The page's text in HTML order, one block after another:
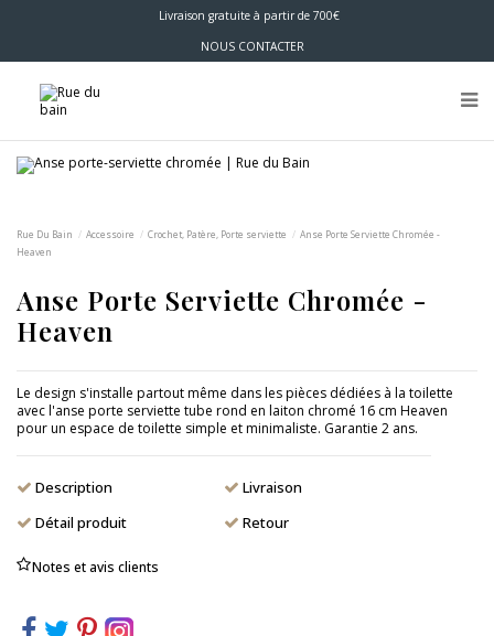
Livraison gratuite à partir de 700€
NOUS CONTACTER
Rue Du Bain Accessoire Crochet, Patère, Porte serviette
Anse Porte Serviette Chromée -
Heaven
Anse Porte Serviette Chromée -
Heaven
Le design s'installe partout même dans les pièces dédiées à la toilette
avec l'anse porte serviette tube rond en laiton chromé 16 cm Heaven
pour un espace de toilette simple et minimaliste. Garantie 2 ans.
Description
Détail produit
Notes et avis clients
Livraison
Retour